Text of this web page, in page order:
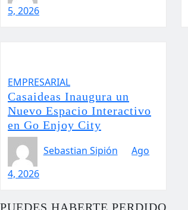
5, 2026
EMPRESARIAL
Casaideas Inaugura un
Nuevo Espacio Interactivo
en Go Enjoy City
Sebastian Sipión
Ago
4, 2026
PUEDES HABERTE PERDIDO